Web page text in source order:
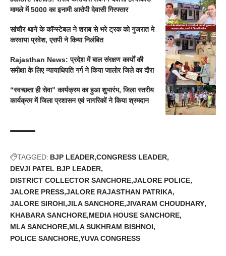
मामले में 5000 का इनामी आरोपी देवासी गिरफ्तार
सांचौर थाने के कॉन्स्टेबल ने शराब से भरे ट्रक को गुजरात मे
करवाया प्रवेश, एसपी ने किया निलंबित
Rajasthan News: प्रदेश में बाल संरक्षण कार्यों की
समीक्षा के लिए न्यायाधिपति गर्ग ने किया जालोर जिले का दौरा
“स्वच्छता ही सेवा” कार्यक्रम का हुआ शुभारंभ, जिला स्तरीय
कार्यक्रम में जिला प्रशासन एवं नागरिकों ने किया श्रमदान
TAGGED: BJP LEADER CONGRESS LEADER
DEVJI PATEL BJP LEADER
DISTRICT COLLECTOR SANCHORE JALORE POLICE
JALORE PRESS JALORE RAJASTHAN PATRIKA
JALORE SIROHI JILA SANCHORE JIVARAM CHOUDHARY
KHABARA SANCHORE MEDIA HOUSE SANCHORE
MLA SANCHORE MLA SUKHRAM BISHNOI
POLICE SANCHORE YUVA CONGRESS